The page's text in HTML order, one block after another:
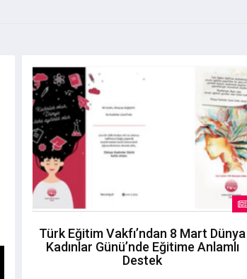
Türk Eğitim Vakfı’ndan 8 Mart Dünya
Kadınlar Günü’nde Eğitime Anlamlı
Destek